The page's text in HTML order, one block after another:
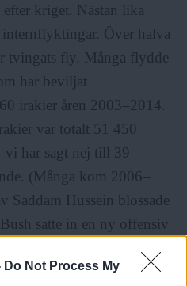
Do Not Process My
kriget. Nästan lika
Över halva
tvingats fly. Många flydde
har beviljat
irakier åren 2003–2014.
var totalt 51 450
vi har sagt nej till 39
(Många kom 2006–
Saddam Hussein blossade
satte in en ny offensiv